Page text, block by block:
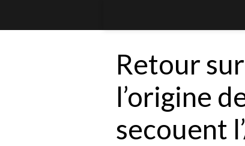
Retour
l’origine
secouent